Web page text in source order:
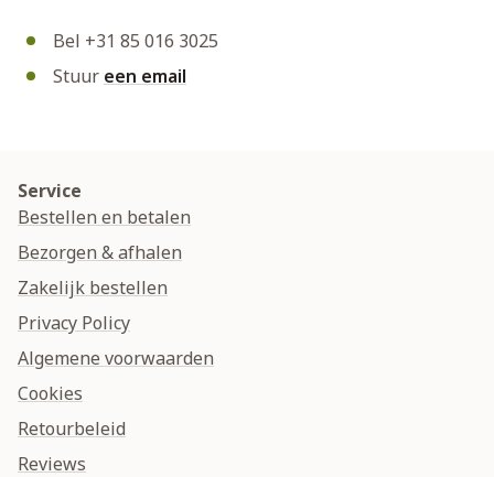
Bel +31 85 016 3025
Stuur een email
Service
Bestellen en betalen
Bezorgen & afhalen
Zakelijk bestellen
Privacy Policy
Algemene voorwaarden
Cookies
Retourbeleid
Reviews